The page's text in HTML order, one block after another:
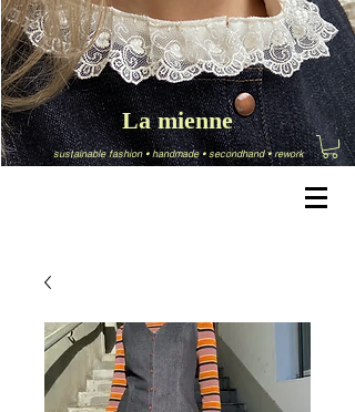
sustainable fashion •handmade•secondhand•rework
La mienne